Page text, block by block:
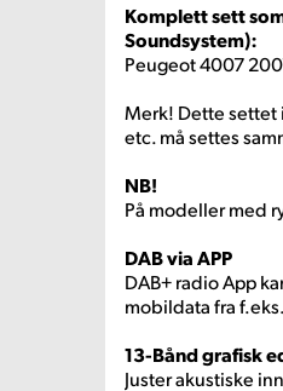
Komplett sett
Soundsystem):
Peugeot 4007
Merk! Dette settet
etc. må settes
NB!
På modeller med
DAB via APP
DAB+ radio App
mobildata fra
13-Bånd grafisk
Juster akustiske